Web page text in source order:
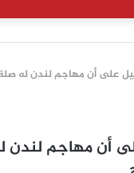
على أن مهاجم لندن له
أن مهاجم